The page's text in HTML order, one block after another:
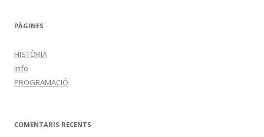
PÀGINES
HISTÒRIA
Info
PROGRAMACIÓ
COMENTARIS RECENTS